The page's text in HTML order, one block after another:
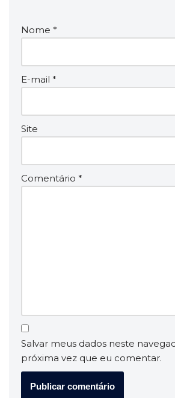
Nome *
E-mail *
Site
Comentário *
Salvar meus dados neste
próxima vez que eu comentar.